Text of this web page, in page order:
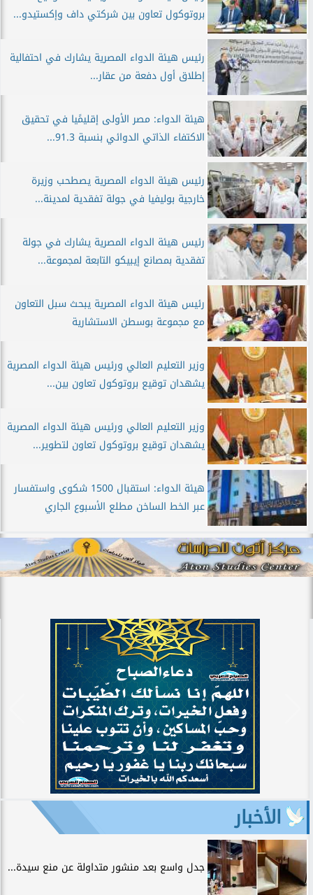
بروتوكول تعاون بين شركتي داف وإكستيدو...
رئيس هيئة الدواء المصرية يشارك في احتفالية
إطلاق أول دفعة من عقار...
هيئة الدواء: مصر الأولى إقليمًيا في تحقيق
الاكتفاء الذاتي الدوائي بنسبة 91.3...
رئيس هيئة الدواء المصرية يصطحب وزيرة
خارجية بوليفيا في جولة تفقدية لمدينة...
رئيس هيئة الدواء المصرية يشارك في جولة
تفقدية بمصانع إيبيكو التابعة لمجموعة...
رئيس هيئة الدواء المصرية يبحث سبل التعاون
مع مجموعة بوسطن الاستشارية
وزير التعليم العالي ورئيس هيئة الدواء المصرية
يشهدان توقيع بروتوكول تعاون بين...
وزير التعليم العالي ورئيس هيئة الدواء المصرية
يشهدان توقيع بروتوكول تعاون لتطوير...
هيئة الدواء: استقبال 1500 شكوى واستفسار
عبر الخط الساخن مطلع الأسبوع الجاري
الأخبار
جدل واسع بعد منشور متداولة عن منع سيدة...